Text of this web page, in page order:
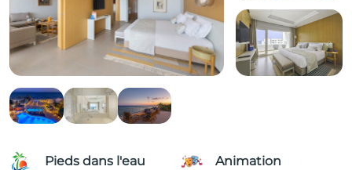
Pieds dans l'eau Animation